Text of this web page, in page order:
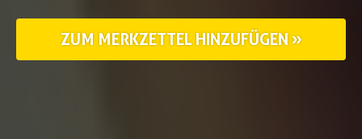
ZUM MERKZETTEL HINZUFÜGEN »